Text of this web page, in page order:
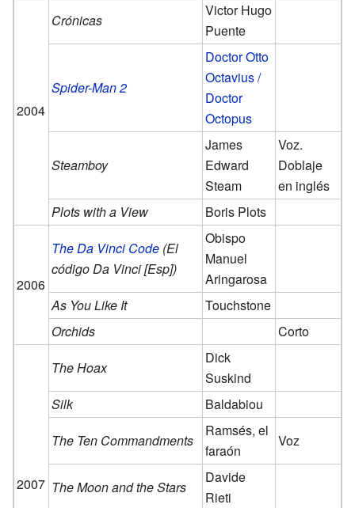
2004
Crónicas
Victor Hugo
Puente
Spider-Man 2
Doctor Otto
Octavius /
Doctor
Octopus
Steamboy
James
Edward
Steam
Voz.
Doblaje
en inglés
Plots with a View
Boris Plots
2006
The Da Vinci Code (El
código Da Vinci [Esp])
Obispo
Manuel
Aringarosa
As You Like It
Touchstone
Orchids
Corto
2007
The Hoax
Dick
Suskind
Silk
Baldabiou
The Ten Commandments
Ramsés, el
faraón
Voz
The Moon and the Stars
Davide
Rieti